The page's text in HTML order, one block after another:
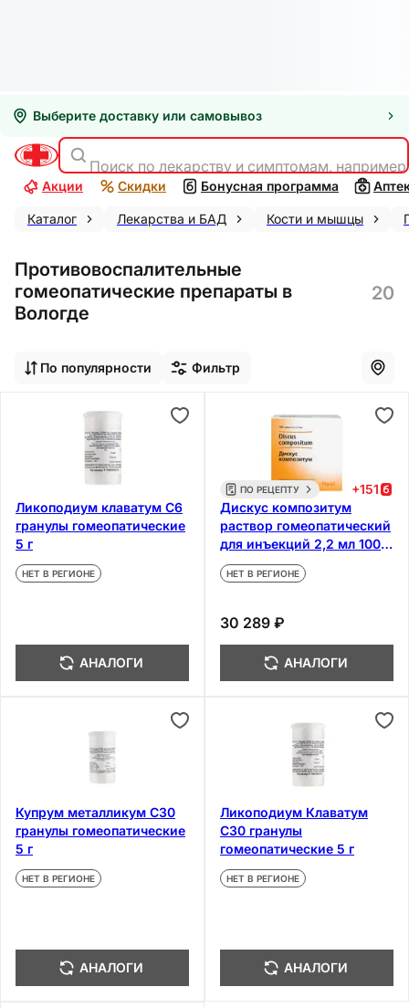
Выберите доставку или самовывоз
Поиск по лекарству и симптомам,
Акции Скидки Бонусная программа
Каталог Лекарства и БАД Кости и мышцы
Противовоспалительные
гомеопатические препараты в
Вологде
20
По популярности Фильтр
Ликоподиум клаватум С6
гранулы гомеопатические
5 г
НЕТ В РЕГИОНЕ
АНАЛОГИ
ПО РЕЦЕПТУ +151
Дискус композитум
раствор гомеопатический
для инъекций 2,2 мл 100
шт
НЕТ В РЕГИОНЕ
30 289 ₽
АНАЛОГИ
Купрум металликум С30
гранулы гомеопатические
5 г
НЕТ В РЕГИОНЕ
АНАЛОГИ
Ликоподиум Клаватум
С30 гранулы
гомеопатические 5 г
НЕТ В РЕГИОНЕ
АНАЛОГИ